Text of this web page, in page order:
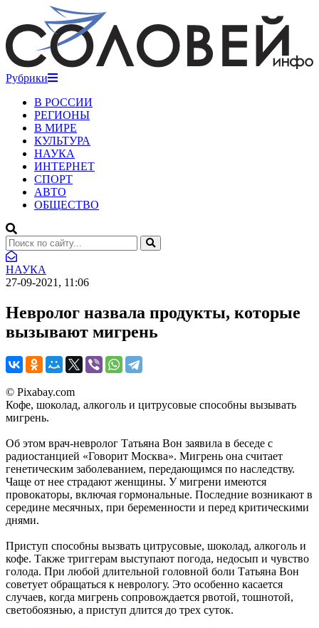
Рубрики
В РОССИИ
РЕГИОНЫ
В МИРЕ
КУЛЬТУРА
НАУКА
ИНТЕРНЕТ
СПОРТ
АВТО
ОБЩЕСТВО
НАУКА
27-09-2021, 11:06
Невролог назвала продукты, которые
вызывают мигрень
© Pixabay.com
Кофе, шоколад, алкоголь и цитрусовые способны вызывать
мигрень.
Об этом врач-невролог Татьяна Вон заявила в беседе с
радиостанцией «Говорит Москва». Мигрень она считает
генетическим заболеванием, передающимся по наследству.
Чаще от нее страдают женщины. У мигрени имеются
провокаторы, включая гормональные. Последние возникают в
середине месячных, при беременности и перед критическими
днями.
Приступ способны вызвать цитрусовые, шоколад, алкоголь и
кофе. Также триггерам выступают погода, недосып и чувство
голода. При любой длительной головной боли Татьяна Вон
советует обращаться к неврологу. Это особенно касается
случаев, когда мигрень сопровождается рвотой, тошнотой,
светобоязнью, а приступ длится до трех суток.